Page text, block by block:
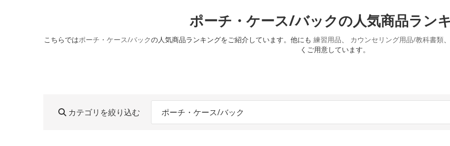
ポーチ・ケース/バックの人気商品ラン
こちらではポーチ・ケース/バックの人気商品ランキングをご紹介しています。他にも 練習用品、 カウンセリング用品/教科書類、
くご用意しています。
カテゴリを絞り込む ポーチ・ケース/バック